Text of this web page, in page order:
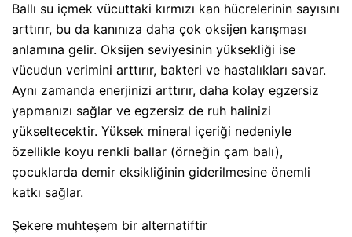
Ballı su içmek vücuttaki kırmızı kan hücrelerinin sayısını
arttırır, bu da kanınıza daha çok oksijen karışması
anlamına gelir. Oksijen seviyesinin yüksekliği ise
vücudun verimini arttırır, bakteri ve hastalıkları savar.
Aynı zamanda enerjinizi arttırır, daha kolay egzersiz
yapmanızı sağlar ve egzersiz de ruh halinizi
yükseltecektir. Yüksek mineral içeriği nedeniyle
özellikle koyu renkli ballar (örneğin çam balı),
çocuklarda demir eksikliğinin giderilmesine önemli
katkı sağlar.
Şekere muhteşem bir alternatiftir